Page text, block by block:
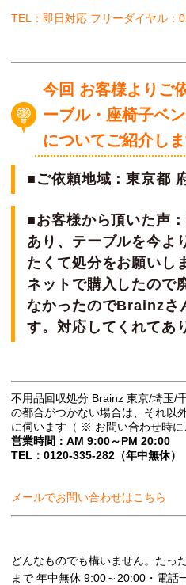
TEL：即日対応 フリーダイヤル：
今回 お客様よりご
ーブル・座椅子ベ
についてご紹介しま
■ご依頼地域：東京都
■お客様から頂いた声
あり、テーブルを今よ
たくて処分をお願いし
ネットで購入したので
なかったのでBrainzさ
す。対応してくれてあ
不用品回収処分 Brainz 東京/埼玉/
の都合がつかない場合は、それ以
に伺います（ ※ お問い合わせ時に
営業時間：AM 9:00～PM 20:00
TEL：0120-335-282（年中無休）
メールでお問い合わせはこちら
どんなものでも構いません。たっ
まで 年中無休 9:00～20:00・電話